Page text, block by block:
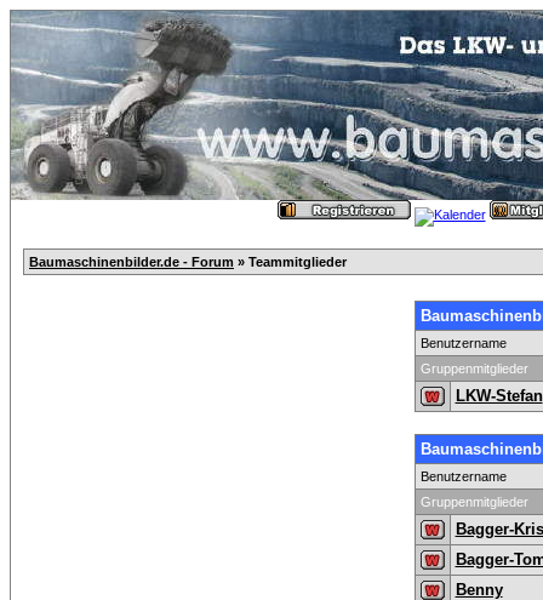
Baumaschinenbilder.de - Forum » Teammitglieder
Benutzername
Gruppenmitglieder
LKW-Stefan
Benutzername
Gruppenmitglieder
Bagger-Kris
Bagger-
Benny